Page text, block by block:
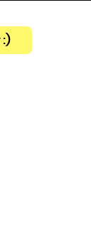
Libros
:)